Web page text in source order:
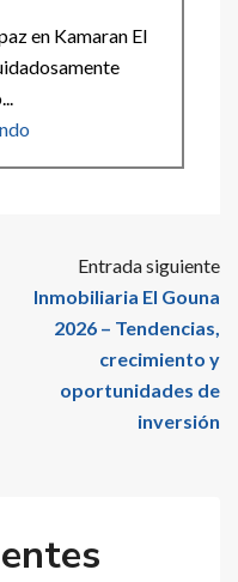
en Kamaran El
Entrada siguiente
Inmobiliaria El Gouna
2026 – Tendencias,
crecimiento y
oportunidades de
inversión